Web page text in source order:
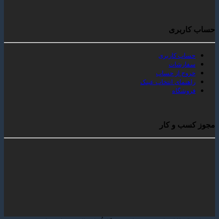
کاربری
از حساب
انتخاب عینک
و کار